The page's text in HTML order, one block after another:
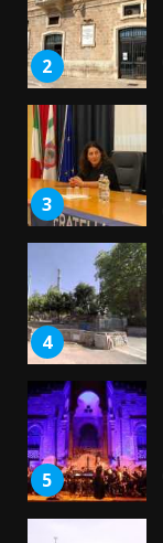
2
3
4
5